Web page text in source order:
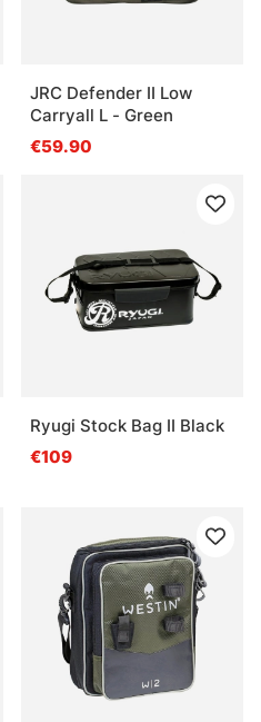
JRC Defender II Low
Carryall L - Green
€59.90
Ryugi Stock Bag II Black
€109